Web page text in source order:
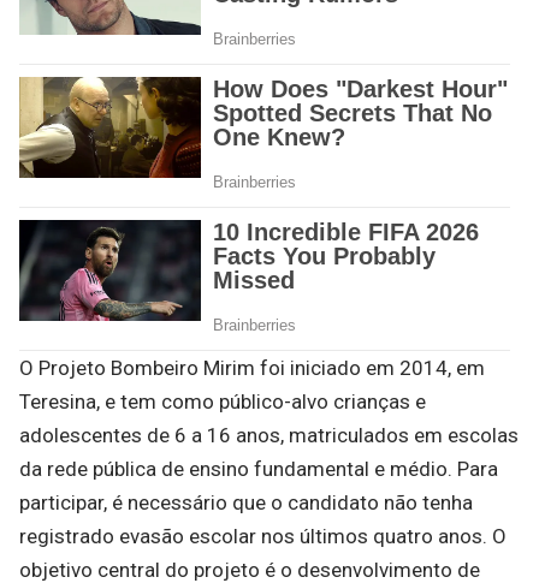
O Projeto Bombeiro Mirim foi iniciado em 2014, em
Teresina, e tem como público-alvo crianças e
adolescentes de 6 a 16 anos, matriculados em escolas
da rede pública de ensino fundamental e médio. Para
participar, é necessário que o candidato não tenha
registrado evasão escolar nos últimos quatro anos. O
objetivo central do projeto é o desenvolvimento de